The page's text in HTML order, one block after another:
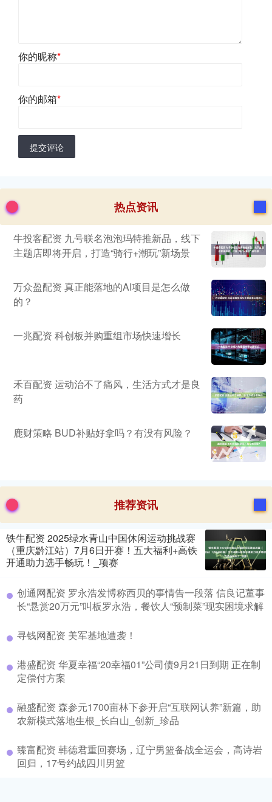
你的昵称*
你的邮箱*
提交评论
热点资讯
牛投客配资 九号联名泡泡玛特推新品，线下
主题店即将开启，打造“骑行+潮玩”新场景
万众盈配资 真正能落地的AI项目是怎么做
的？
一兆配资 科创板并购重组市场快速增长
禾百配资 运动治不了痛风，生活方式才是良
药
鹿财策略 BUD补贴好拿吗？有没有风险？
推荐资讯
铁牛配资 2025绿水青山中国休闲运动挑战赛
（重庆黔江站）7月6日开赛！五大福利+高铁
开通助力选手畅玩！_项赛
创通网配资 罗永浩发博称西贝的事情告一段落 信良记董事
长“悬赏20万元”叫板罗永浩，餐饮人“预制菜”现实困境求解
寻钱网配资 美军基地遭袭！
港盛配资 华夏幸福“20幸福01”公司债9月21日到期 正在制
定偿付方案
融盛配资 森参元1700亩林下参开启“互联网认养”新篇，助
农新模式落地生根_长白山_创新_珍品
臻富配资 韩德君重回赛场，辽宁男篮备战全运会，高诗岩
回归，17号约战四川男篮